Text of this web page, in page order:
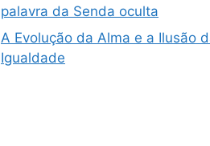
palavra da Senda oculta
A Evolução da Alma e a Ilusão
Igualdade